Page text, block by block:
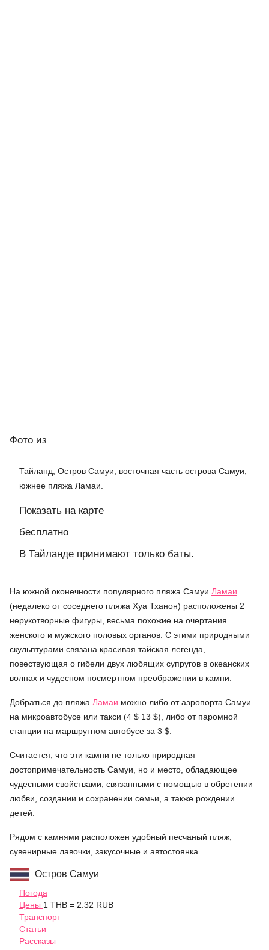
Фото из
Тайланд, Остров Самуи, восточная часть острова Самуи,
южнее пляжа Ламаи.
Показать на карте
бесплатно
В Тайланде принимают только баты.
На южной оконечности популярного пляжа Самуи Ламаи
(недалеко от соседнего пляжа Хуа Тханон) расположены 2
нерукотворные фигуры, весьма похожие на очертания
женского и мужского половых органов. С этими природными
скульптурами связана красивая тайская легенда,
повествующая о гибели двух любящих супругов в океанских
волнах и чудесном посмертном преображении в камни.
Добраться до пляжа Ламаи можно либо от аэропорта Самуи
на микроавтобусе или такси (4 $ 13 $), либо от паромной
станции на маршрутном автобусе за 3 $.
Считается, что эти камни не только природная
достопримечательность Самуи, но и место, обладающее
чудесными свойствами, связанными с помощью в обретении
любви, создании и сохранении семьи, а также рождении
детей.
Рядом с камнями расположен удобный песчаный пляж,
сувенирные лавочки, закусочные и автостоянка.
Остров Самуи
Погода
Цены 1 THB = 2.32 RUB
Транспорт
Статьи
Рассказы